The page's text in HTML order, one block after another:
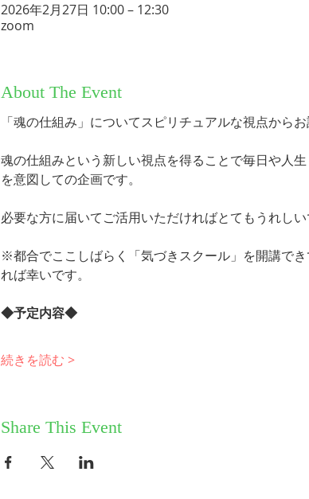
2026年2月27日 10:00 – 12:30
zoom
About The Event
「魂の仕組み」についてスピリチュアルな視点からお
魂の仕組みという新しい視点を得ることで毎日や人
を意図しての企画です。
必要な方に届いてご活用いただければとてもうれしい
※都合でここしばらく「気づきスクール」を開講で
れば幸いです。
◆予定内容◆
続きを読む >
Share This Event